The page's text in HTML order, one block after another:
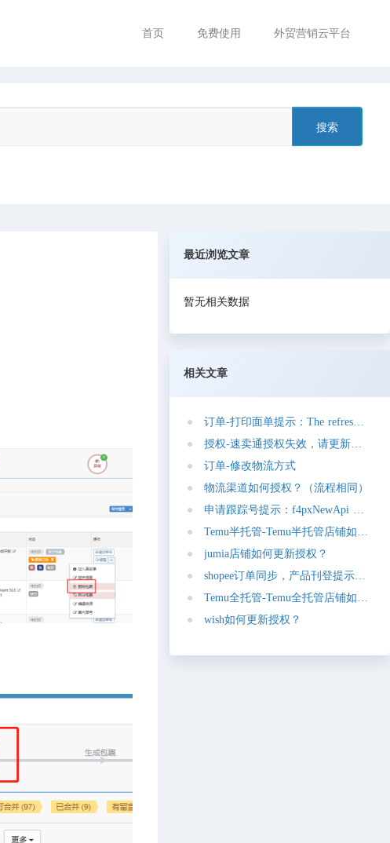
首页 免费使用 外贸营销云平台
搜索
最近浏览文章
暂无相关数据
相关文章
订单-打印面单提示： The refresh
授权-速卖通授权失效 ， 请更新授
订单-修改物流方式
物流渠道如何授权 ？ （流程相同 ）
申请跟踪号提示： f4pxNewApi
Temu半托管-Temu半托管 店铺如
jumia店铺如何更新授权 ？
shopee订单同步， 产品刊 登提示：
Temu全托管-Temu全托管 店铺如
wish如何更新授权 ？